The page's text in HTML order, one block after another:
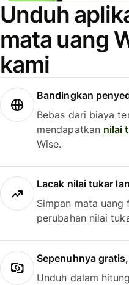
Unduh
mata uang
kami
Bandingkan
Bebas dari biaya
mendapatkan nilai
Wise.
Lacak nilai tukar
Simpan mata
perubahan nilai
Sepenuhnya
Unduh dalam